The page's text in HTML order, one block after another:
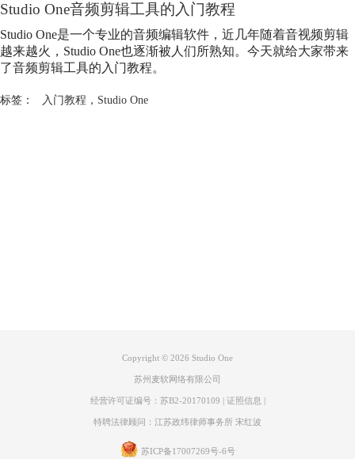
Studio One音频剪辑工具的 入门教程
Studio One是一个专业的音频编辑软件，近几年随着音视频剪辑
越来越火，Studio One也逐渐被人们所熟知。今天就给大家带来
了音频剪辑工具的 入门教程。
标签： 入门教程 ， Studio One
Copyright © 2026 Studio One
苏州麦软网络有限公司
经营许可证编号：苏B2-20170109 | 证照信息 |
特聘法律顾问：江苏政纬律师事务所 宋红波
苏ICP备17007269号-6号